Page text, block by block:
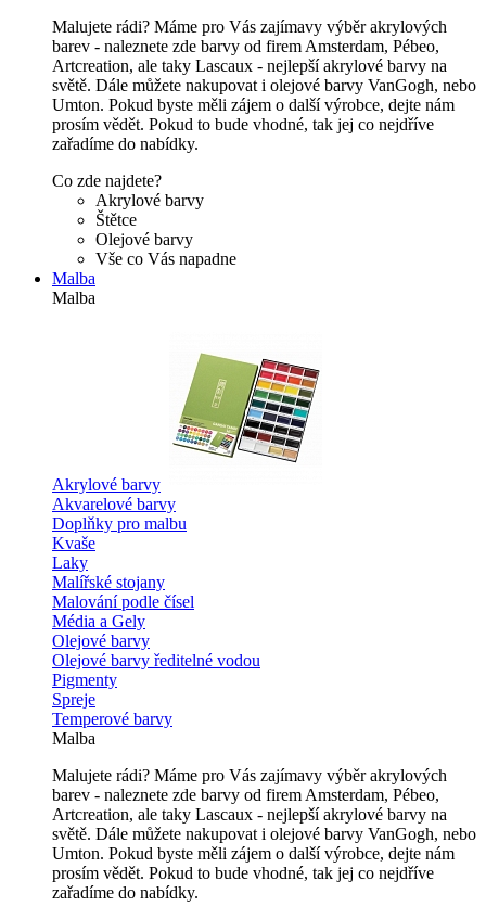
Malujete rádi? Máme pro Vás zajímavy výběr akrylových
barev - naleznete zde barvy od firem Amsterdam, Pébeo,
Artcreation, ale taky Lascaux - nejlepší akrylové barvy na
světě. Dále můžete nakupovat i olejové barvy VanGogh, nebo
Umton. Pokud byste měli zájem o další výrobce, dejte nám
prosím vědět. Pokud to bude vhodné, tak jej co nejdříve
zařadíme do nabídky.
Co zde najdete?
Akrylové barvy
Štětce
Olejové barvy
Vše co Vás napadne
Malba
Malba
Akrylové barvy
Akvarelové barvy
Doplňky pro malbu
Kvaše
Laky
Malířské stojany
Malování podle čísel
Média a Gely
Olejové barvy
Olejové barvy ředitelné vodou
Pigmenty
Spreje
Temperové barvy
Malba
Malujete rádi? Máme pro Vás zajímavy výběr akrylových
barev - naleznete zde barvy od firem Amsterdam, Pébeo,
Artcreation, ale taky Lascaux - nejlepší akrylové barvy na
světě. Dále můžete nakupovat i olejové barvy VanGogh, nebo
Umton. Pokud byste měli zájem o další výrobce, dejte nám
prosím vědět. Pokud to bude vhodné, tak jej co nejdříve
zařadíme do nabídky.